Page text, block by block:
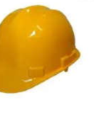
Añadir
a la
lista de
deseos